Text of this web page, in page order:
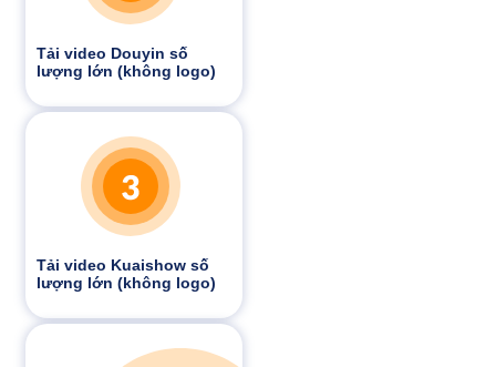
Tải video Douyin số
lượng lớn (không logo)
Tải video Kuaishow số
lượng lớn (không logo)